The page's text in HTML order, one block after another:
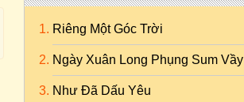
Riêng Một Góc Trời
Ngày Xuân Long Phụng Sum Vầy
Như Đã Dấu Yêu